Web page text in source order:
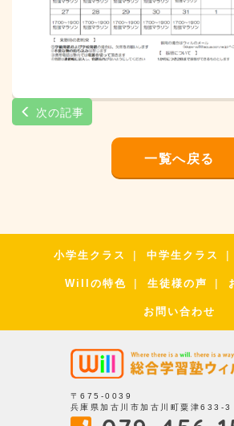
次の記事
一覧へ戻る
小学生クラス 中学生クラス
Willの特色 生徒様の声
お問い合わせ
〒675-0039
兵庫県加古川市加古川町粟津633-3